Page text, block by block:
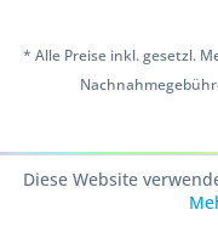
* Alle Preise inkl. gesetzl.
Diese Website